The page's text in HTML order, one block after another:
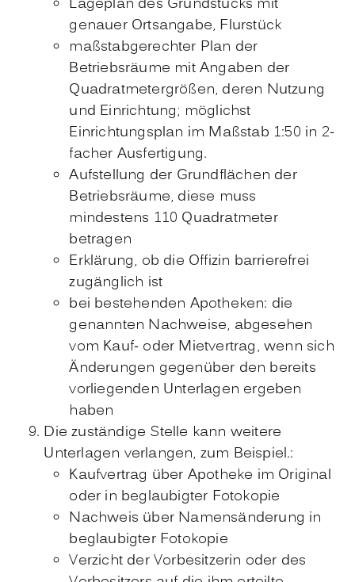
Lageplan des Grundstücks mit
genauer Ortsangabe, Flurstück
maßstabgerechter Plan der
Betriebsräume mit Angaben der
Quadratmetergrößen, deren Nutzung
und Einrichtung; möglichst
Einrichtungsplan im Maßstab 1:50 in 2-
facher Ausfertigung.
Aufstellung der Grundflächen der
Betriebsräume, diese muss
mindestens 110 Quadratmeter
betragen
Erklärung, ob die Offizin barrierefrei
zugänglich ist
bei bestehenden Apotheken: die
genannten Nachweise, abgesehen
vom Kauf- oder Mietvertrag, wenn sich
Änderungen gegenüber den bereits
vorliegenden Unterlagen ergeben
haben
Die zuständige Stelle kann weitere
Unterlagen verlangen, zum Beispiel.:
Kaufvertrag über Apotheke im Original
oder in beglaubigter Fotokopie
Nachweis über Namensänderung in
beglaubigter Fotokopie
Verzicht der Vorbesitzerin oder des